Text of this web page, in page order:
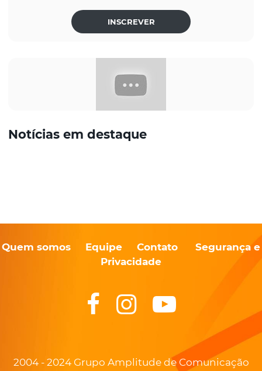
INSCREVER
Notícias em destaque
Quem somos Equipe Contato
Segurança e
Privacidade
2004 - 2024 Grupo Amplitude de Comunicação